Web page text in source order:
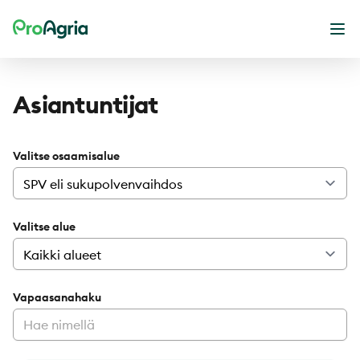
ProAgria
Asiantuntijat
Valitse osaamisalue
Valitse alue
Vapaasanahaku